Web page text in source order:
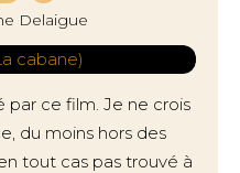
Delaigue
par ce film. Je ne crois
du moins hors des
tout cas pas trouvé à